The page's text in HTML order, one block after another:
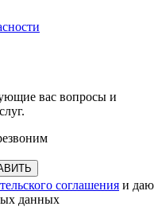
вас вопросы и
соглашения и даю
данных